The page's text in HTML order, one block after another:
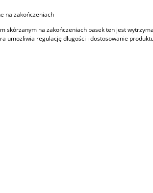
na zakończeniach
skórzanym na zakończeniach pasek ten jest
umożliwia regulację długości i dostosowanie